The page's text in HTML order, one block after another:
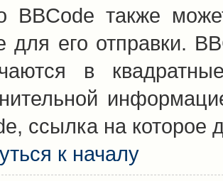
BBCode также
для его отправки.
в
ссылка на
к началу